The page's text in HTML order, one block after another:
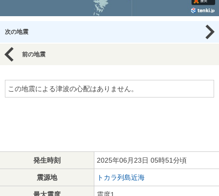
次の地震
前の地震
この地震による津波の心配はありません。
発生時刻 2025年06月23日 05時51分頃
震源地 トカラ列島近海
最大震度 震度1